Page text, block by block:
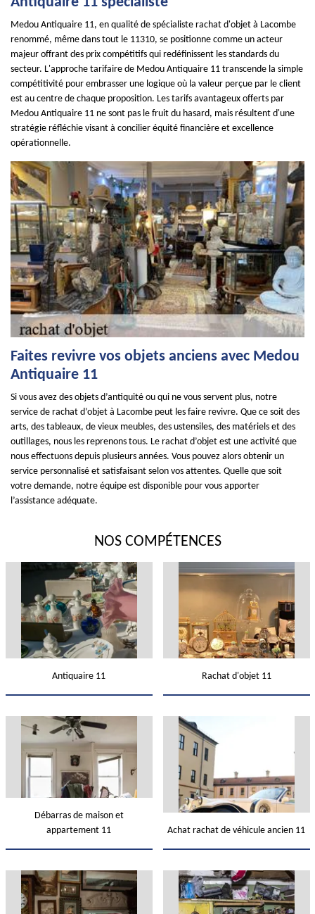
Medou Antiquaire 11, en qualité de spécialiste rachat d'objet à Lacombe
renommé, même dans tout le 11310, se positionne comme un acteur
majeur offrant des prix compétitifs qui redéfinissent les standards du
secteur. L'approche tarifaire de Medou Antiquaire 11 transcende la simple
compétitivité pour embrasser une logique où la valeur perçue par le client
est au centre de chaque proposition. Les tarifs avantageux offerts par
Medou Antiquaire 11 ne sont pas le fruit du hasard, mais résultent d'une
stratégie réfléchie visant à concilier équité financière et excellence
opérationnelle.
Faites revivre vos objets anciens avec Medou
Antiquaire 11
Si vous avez des objets d’antiquité ou qui ne vous servent plus, notre
service de rachat d’objet à Lacombe peut les faire revivre. Que ce soit des
arts, des tableaux, de vieux meubles, des ustensiles, des matériels et des
outillages, nous les reprenons tous. Le rachat d’objet est une activité que
nous effectuons depuis plusieurs années. Vous pouvez alors obtenir un
service personnalisé et satisfaisant selon vos attentes. Quelle que soit
votre demande, notre équipe est disponible pour vous apporter
l’assistance adéquate.
NOS COMPÉTENCES
Antiquaire 11 Rachat d'objet 11
Débarras de maison et
appartement 11
Achat rachat de véhicule ancien 11